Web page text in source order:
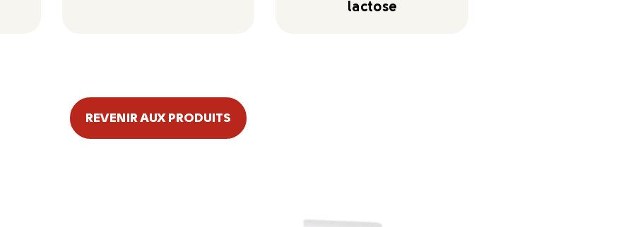
lactose
REVENIR AUX PRODUITS